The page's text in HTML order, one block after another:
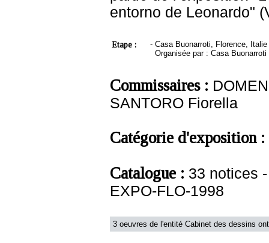
entorno de Leonardo"
Etape : - Casa Buonarroti, Florence,
Organisée par : Casa
Commissaires :
SANTORO Fiorella
Catégorie d'exposition :
Catalogue : 33 notices
EXPO-FLO-1998
3 oeuvres de l'entité Cabinet des dessins